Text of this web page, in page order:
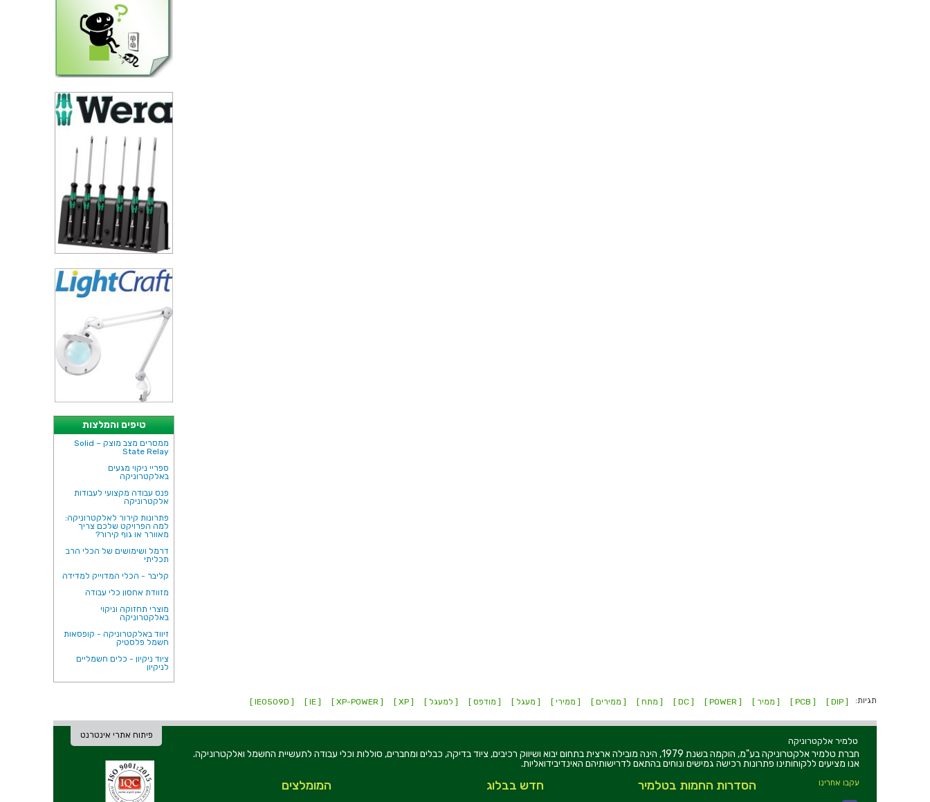
טיפים והמלצות
ממסרים מצב מוצק – Solid
State Relay
ספריי ניקוי מגעים
באלקטרוניקה
פנס עבודה מקצועי לעבודות
אלקטרוניקה
פתרונות קירור לאלקטרוניקה:
למה הפרויקט שלכם צריך
מאוורר או גוף קירור?
דרמל ושימושים של הכלי הרב
תכליתי
קליבר - הכלי המדוייק למדידה
מזוודת אחסון כלי עבודה
מוצרי תחזוקה וניקוי
באלקטרוניקה
זיווד באלקטרוניקה - קופסאות
חשמל פלסטיק
ציוד ניקיון - כלים חשמליים
לניקיון
תגיות: [ DIP ]
[ PCB ] [ ממיר ] [ POWER ]
[ DC ] [ מתח ] [ ממירים ] [ ממירי ] [ מעגל ] [ מודפס ] [ למעגל ] [ XP ]
[ XP-POWER ]
[ IE ]
[ IE0509D ]
פיתוח אתרי אינטרנט
טלמיר אלקטרוניקה
חברת טלמיר אלקטרוניקה בע"מ, הוקמה בשנת 1979, הינה מובילה ארצית בתחום יבוא ושיווק רכיבים, ציוד בדיקה, כבלים ומחברים, סוללות וכלי עבודה לתעשיית החשמל ואלקטרוניקה.
אנו מציעים ללקוחותינו פתרונות רכישה גמישים ונוחים בהתאם לדרישותיהם האינדיבידואליות.
עקבו אחרינו המומלצים חדש בבלוג הסדרות החמות בטלמיר